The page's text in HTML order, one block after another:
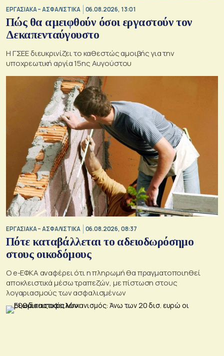
ΕΡΓΑΣΙΑΚΑ – ΑΣΦΑΛΙΣΤΙΚΑ 06.08.2026, 13:01
Πώς θα αμειφθούν όσοι εργαστούν τον
Δεκαπενταύγουστο
Η ΓΣΕΕ διευκρινίζει το καθεστώς αμοιβής για την
υποχρεωτική αργία 15ης Αυγούστου
ΕΡΓΑΣΙΑΚΑ – ΑΣΦΑΛΙΣΤΙΚΑ 06.08.2026, 08:37
Πότε καταβάλλεται το αδειοδωρόσημο
στους οικοδόμους
O e-ΕΦΚΑ αναφέρει ότι η πληρωμή θα πραγματοποιηθεί
αποκλειστικά μέσω τραπεζών, με πίστωση στους
λογαριασμούς των ασφαλισμένων